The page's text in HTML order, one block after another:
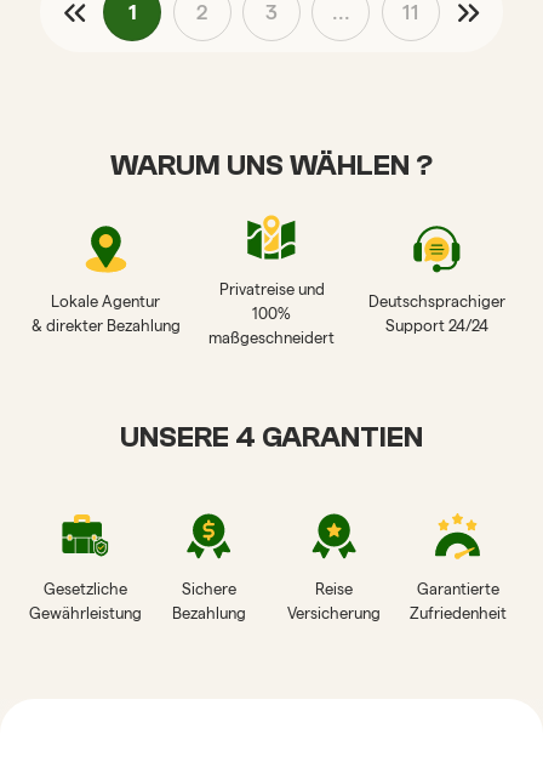
1 2 3 ... 11
WARUM UNS WÄHLEN ?
Lokale Agentur
& direkter Bezahlung
Privatreise und
100%
maßgeschneidert
Deutschsprachiger
Support 24/24
UNSERE 4 GARANTIEN
Gesetzliche
Gewährleistung
Sichere
Bezahlung
Reise
Versicherung
Garantierte
Zufriedenheit